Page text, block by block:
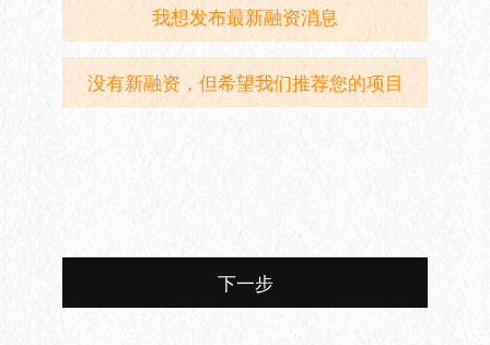
我想发布最新融资消息
没有新融资，但希望我们推荐您的项目
下一步